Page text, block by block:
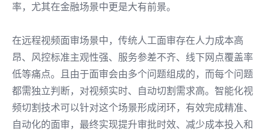
率，尤其在金融场景中更是大有前景。
在远程视频面审场景中，传统人工面审存在人力成本高
昂、风控标准主观性强、服务参差不齐、线下网点覆盖率
低等痛点。且由于面审会由多个问题组成的，而每个问题
都需独立判断，对视频实时、自动切割需求高。智能化视
频切割技术可以针对这个场景形成闭环，有效完成精准、
自动化的面审，最终实现提升审批时效、减少成本投入和